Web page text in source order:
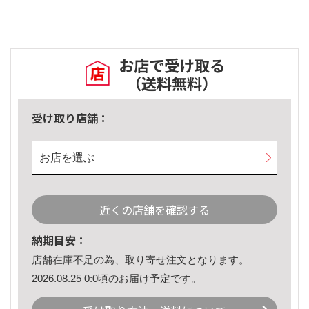
お店で受け取る
（送料無料）
受け取り店舗：
お店を選ぶ
近くの店舗を確認する
納期目安：
店舗在庫不足の為、取り寄せ注文となります。
2026.08.25 0:0頃のお届け予定です。